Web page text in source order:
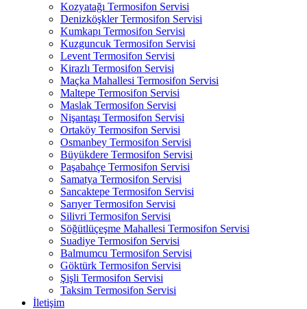
Kozyatağı Termosifon Servisi
Denizköşkler Termosifon Servisi
Kumkapı Termosifon Servisi
Kuzguncuk Termosifon Servisi
Levent Termosifon Servisi
Kirazlı Termosifon Servisi
Maçka Mahallesi Termosifon Servisi
Maltepe Termosifon Servisi
Maslak Termosifon Servisi
Nişantaşı Termosifon Servisi
Ortaköy Termosifon Servisi
Osmanbey Termosifon Servisi
Büyükdere Termosifon Servisi
Paşabahçe Termosifon Servisi
Samatya Termosifon Servisi
Sancaktepe Termosifon Servisi
Sarıyer Termosifon Servisi
Silivri Termosifon Servisi
Söğütlüçeşme Mahallesi Termosifon Servisi
Suadiye Termosifon Servisi
Balmumcu Termosifon Servisi
Göktürk Termosifon Servisi
Şişli Termosifon Servisi
Taksim Termosifon Servisi
İletişim